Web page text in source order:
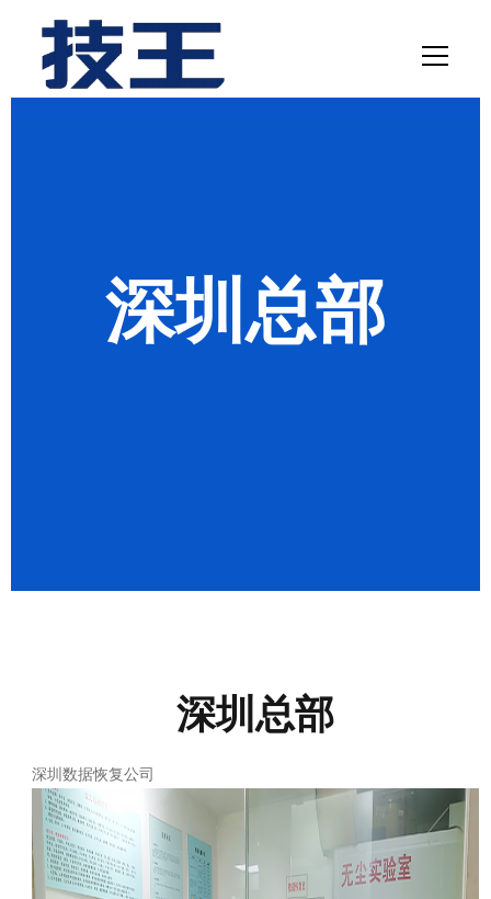
深圳总部
深圳总部
深圳数据恢复公司